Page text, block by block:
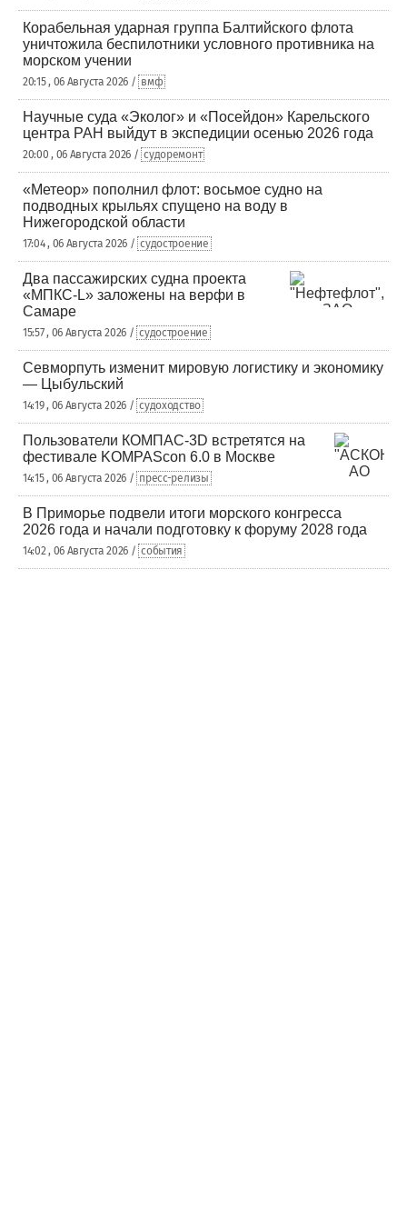
Корабельная ударная группа Балтийского флота
уничтожила беспилотники условного противника на
морском учении
20:15 , 06 Августа 2026 / вмф
Научные суда «Эколог» и «Посейдон» Карельского
центра РАН выйдут в экспедиции осенью 2026 года
20:00 , 06 Августа 2026 / судоремонт
«Метеор» пополнил флот: восьмое судно на
подводных крыльях спущено на воду в
Нижегородской области
17:04 , 06 Августа 2026 / судостроение
Два пассажирских судна проекта
«МПКС-L» заложены на верфи в
Самаре
15:57 , 06 Августа 2026 / судостроение
Севморпуть изменит мировую логистику и экономику
— Цыбульский
14:19 , 06 Августа 2026 / судоходство
Пользователи КОМПАС-3D встретятся на
фестивале KOMPAScon 6.0 в Москве
14:15 , 06 Августа 2026 / пресс-релизы
В Приморье подвели итоги морского конгресса
2026 года и начали подготовку к форуму 2028 года
14:02 , 06 Августа 2026 / события